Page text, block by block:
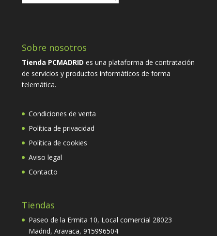
Sobre nosotros
Tienda PCMADRID es una plataforma de contratación
de servicios y productos informáticos de forma
telemática.
Condiciones de venta
Política de privacidad
Política de cookies
Aviso legal
Contacto
Tiendas
Paseo de la Ermita 10, Local comercial 28023
Madrid, Aravaca, 915996504